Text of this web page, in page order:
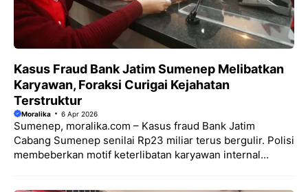
Kasus Fraud Bank Jatim Sumenep Melibatkan
Karyawan, Foraksi Curigai Kejahatan
Terstruktur
Moralika 6 Apr 2026
Sumenep, moralika.com – Kasus fraud Bank Jatim
Cabang Sumenep senilai Rp23 miliar terus bergulir. Polisi
membeberkan motif keterlibatan karyawan internal...